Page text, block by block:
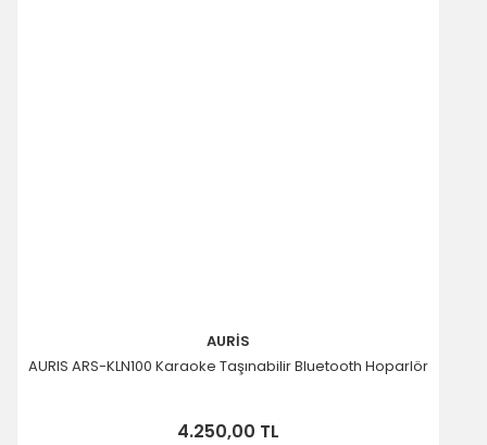
AURİS
AURIS ARS-KLN100 Karaoke Taşınabilir Bluetooth Hoparlör
4.250,00 TL